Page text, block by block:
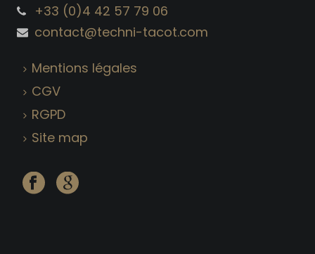
+33 (0)4 42 57 79 06
contact@techni-tacot.com
Mentions légales
CGV
RGPD
Site map